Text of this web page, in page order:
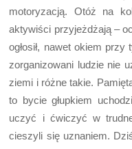
motoryzacją. Otóż na
aktywiści przyjeżdżają –
ogłosił, nawet okiem
zorganizowani ludzie nie
ziemi i różne takie.
to bycie głupkiem
uczyć i ćwiczyć w
cieszyli się uznaniem.